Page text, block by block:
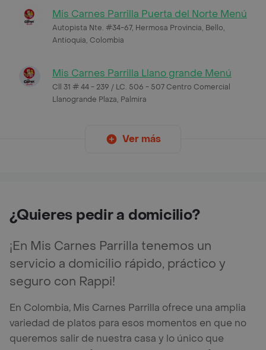
Mis Carnes Parrilla Puerta del Norte Menú
Autopista Nte. #34-67, Hermosa Provincia, Bello,
Antioquia, Colombia
Mis Carnes Parrilla Llano grande Menú
Cll 31 # 44 - 239 / LC. 506 - 507 Centro Comercial
Llanogrande Plaza, Palmira
Ver más
¿Quieres pedir a domicilio?
¡En Mis Carnes Parrilla tenemos un
servicio a domicilio rápido, práctico y
seguro con Rappi!
En Colombia, Mis Carnes Parrilla ofrece una amplia
variedad de platos para esos momentos en que no
queremos salir de nuestra casa y lo único que